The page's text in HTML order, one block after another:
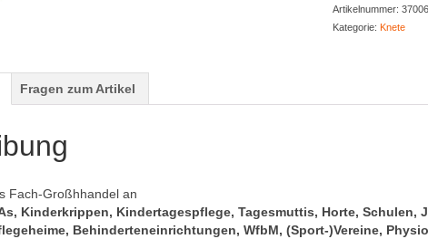
Artikelnummer:
Kategorie: Knete
Fragen zum Artikel
Fach-Großhhandel an
Kinderkrippen, Kindertagespflege, Tagesmuttis, Horte,
Behinderteneinrichtungen, WfbM, (Sport-)Vereine,